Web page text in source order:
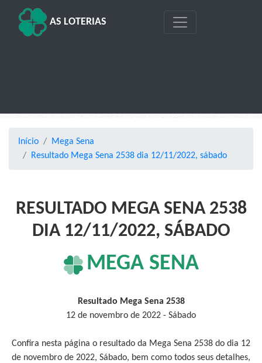
AS LOTERIAS
Início
Mega Sena
Resultado Mega Sena 2538 dia 12/11/2022, sábado
RESULTADO MEGA SENA 2538
DIA 12/11/2022, SÁBADO
MEGA SENA
Resultado Mega Sena 2538
12 de novembro de 2022 - Sábado
Confira nesta página o resultado da Mega Sena 2538 do dia 12
de novembro de 2022, Sábado, bem como todos seus detalhes,